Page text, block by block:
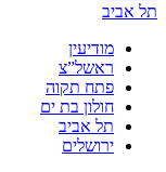
מודיעין
ראשל”צ
פתח תקוה
חולון בת ים
תל אביב
ירושלים